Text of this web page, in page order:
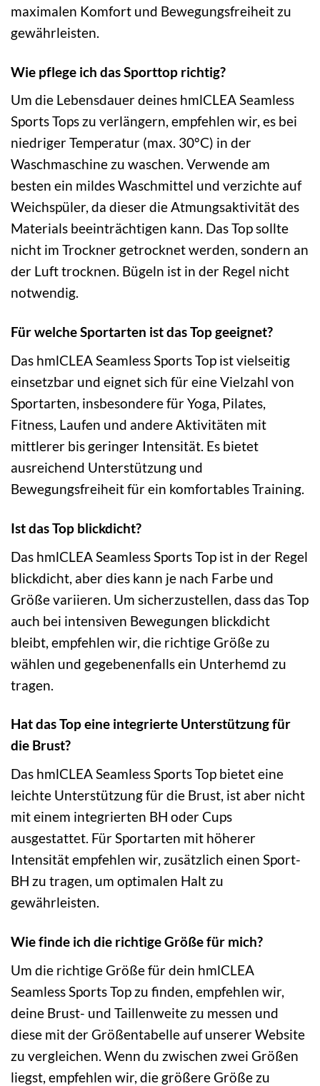
maximalen Komfort und Bewegungsfreiheit zu
gewährleisten.
Wie pflege ich das Sporttop richtig?
Um die Lebensdauer deines hmlCLEA Seamless
Sports Tops zu verlängern, empfehlen wir, es bei
niedriger Temperatur (max. 30°C) in der
Waschmaschine zu waschen. Verwende am
besten ein mildes Waschmittel und verzichte auf
Weichspüler, da dieser die Atmungsaktivität des
Materials beeinträchtigen kann. Das Top sollte
nicht im Trockner getrocknet werden, sondern an
der Luft trocknen. Bügeln ist in der Regel nicht
notwendig.
Für welche Sportarten ist das Top geeignet?
Das hmlCLEA Seamless Sports Top ist vielseitig
einsetzbar und eignet sich für eine Vielzahl von
Sportarten, insbesondere für Yoga, Pilates,
Fitness, Laufen und andere Aktivitäten mit
mittlerer bis geringer Intensität. Es bietet
ausreichend Unterstützung und
Bewegungsfreiheit für ein komfortables Training.
Ist das Top blickdicht?
Das hmlCLEA Seamless Sports Top ist in der Regel
blickdicht, aber dies kann je nach Farbe und
Größe variieren. Um sicherzustellen, dass das Top
auch bei intensiven Bewegungen blickdicht
bleibt, empfehlen wir, die richtige Größe zu
wählen und gegebenenfalls ein Unterhemd zu
tragen.
Hat das Top eine integrierte Unterstützung für
die Brust?
Das hmlCLEA Seamless Sports Top bietet eine
leichte Unterstützung für die Brust, ist aber nicht
mit einem integrierten BH oder Cups
ausgestattet. Für Sportarten mit höherer
Intensität empfehlen wir, zusätzlich einen Sport-
BH zu tragen, um optimalen Halt zu
gewährleisten.
Wie finde ich die richtige Größe für mich?
Um die richtige Größe für dein hmlCLEA
Seamless Sports Top zu finden, empfehlen wir,
deine Brust- und Taillenweite zu messen und
diese mit der Größentabelle auf unserer Website
zu vergleichen. Wenn du zwischen zwei Größen
liegst, empfehlen wir, die größere Größe zu